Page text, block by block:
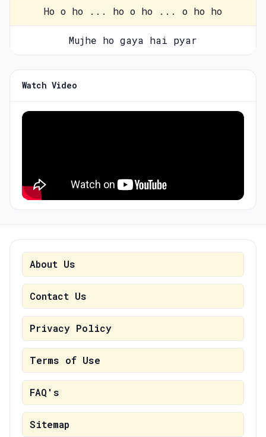
Ho o ho ... ho o ho ... o ho ho
Mujhe ho gaya hai pyar
Watch Video
About Us
Contact Us
Privacy Policy
Terms of Use
FAQ's
Sitemap